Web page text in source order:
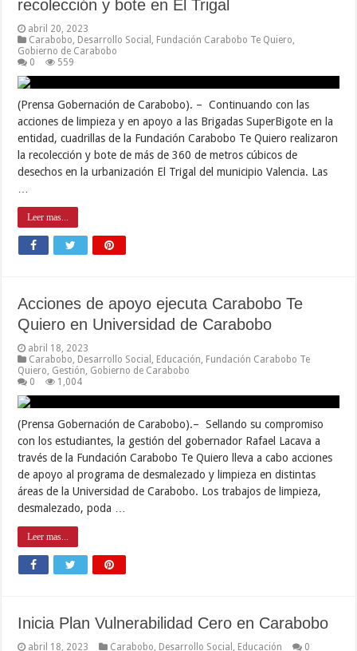
recolección y bote en El Trigal
abril 20, 2023
Carabobo Desarrollo Social Fundación Carabobo Te Quiero
Gobierno de Carabobo
0
559
(Prensa Gobernación de Carabobo). – Continuando con las
acciones de limpieza y en apoyo a las Brigadas SuperBigote en la
entidad, cuadrillas de la Fundación Carabobo Te Quiero realizaron
la recolección y bote de más de 360 de metros cúbicos de
desechos en la urbanización El Trigal del municipio Valencia. Las
Leer mas...
Acciones de apoyo ejecuta Carabobo Te
Quiero en Universidad de Carabobo
abril 18, 2023
Carabobo Desarrollo Social Educación Fundación Carabobo Te
Quiero Gestión Gobierno de Carabobo
0
1,004
(Prensa Gobernación de Carabobo).– Sellando su compromiso
con los estudiantes, la gestión del gobernador Rafael Lacava a
través de la Fundación Carabobo Te Quiero lleva a cabo acciones
de apoyo al programa de desmalezado y limpieza en distintas
áreas de la Universidad de Carabobo. Los trabajos de limpieza,
desmalezado, poda …
Leer mas...
Inicia Plan Vulnerabilidad Cero en Carabobo
abril 18, 2023 Carabobo Desarrollo Social Educación
0